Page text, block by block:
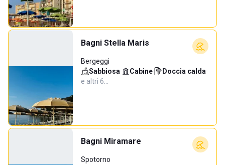
Bagni Stella Maris
Bergeggi
Sabbiosa· Cabine· Doccia calda·
e altri 6…
Bagni Miramare
Spotorno